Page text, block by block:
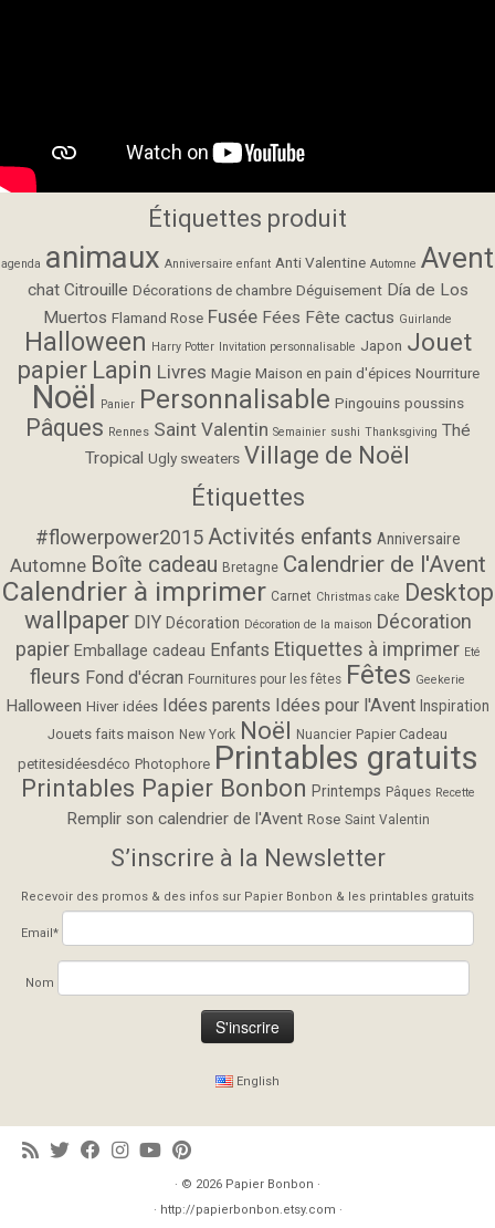
Étiquettes produit
agenda animaux Anniversaire enfant Anti Valentine Automne Avent
chat Citrouille Décorations de chambre Déguisement Día de Los
Muertos Flamand Rose Fusée Fées Fête cactus Guirlande
Halloween Harry Potter Invitation personnalisable Japon Jouet
papier Lapin Livres Magie Maison en pain d'épices Nourriture
Noël Panier Personnalisable Pingouins poussins
Pâques Rennes Saint Valentin Semainier sushi Thanksgiving Thé
Tropical Ugly sweaters Village de Noël
Étiquettes
#flowerpower2015 Activités enfants Anniversaire
Automne Boîte cadeau Bretagne Calendrier de l'Avent
Calendrier à imprimer Carnet Christmas cake Desktop
wallpaper DIY Décoration Décoration de la maison Décoration
papier Emballage cadeau Enfants Etiquettes à imprimer Eté
fleurs Fond d'écran Fournitures pour les fêtes Fêtes Geekerie
Halloween Hiver idées Idées parents Idées pour l'Avent Inspiration
Jouets faits maison New York Noël Nuancier Papier Cadeau
petitesidéesdéco Photophore Printables gratuits
Printables Papier Bonbon Printemps Pâques Recette
Remplir son calendrier de l'Avent Rose Saint Valentin
S’inscrire à la Newsletter
Recevoir des promos & des infos sur Papier Bonbon & les printables gratuits
Email*
Nom
English
· © 2026 Papier Bonbon ·
· http://papierbonbon.etsy.com ·